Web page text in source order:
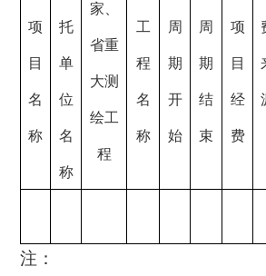
项
目
名
称
托
单
位
名
称
家、
省重
大测
绘工
程
工
程
名
称
周
期
开
始
周
期
结
束
项
目
经
费
注：